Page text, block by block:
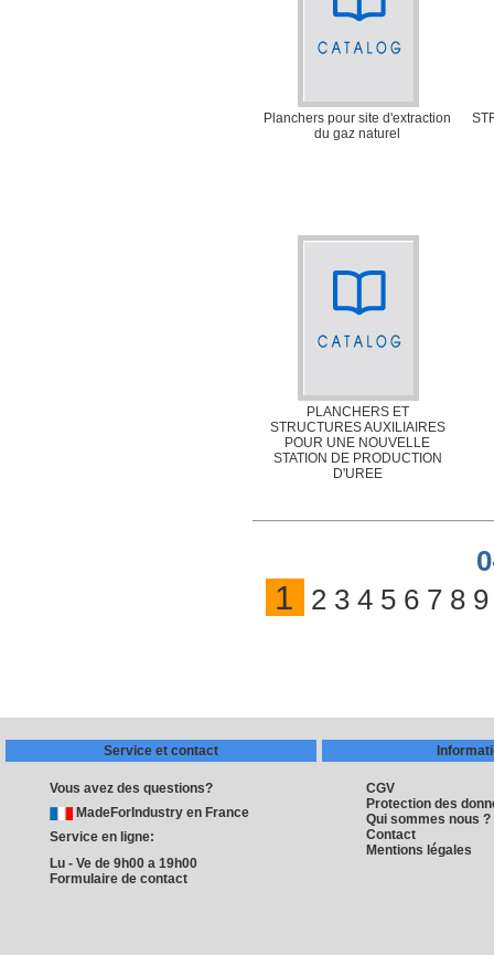
Planchers pour site d'extraction
du gaz naturel
PLANCHERS ET
STRUCTURES AUXILIAIRES
POUR UNE NOUVELLE
STATION DE PRODUCTION
D'UREE
1 2 3 4 5 6 7 8 9
Service et contact
Vous avez des questions?
MadeForIndustry en France
Service en ligne:
Lu - Ve de 9h00 a 19h00
Formulaire de contact
CGV
Protection des
Qui sommes nous ?
Contact
Mentions légales